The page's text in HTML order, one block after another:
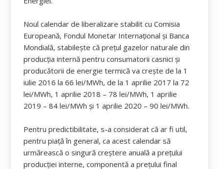
Noul calendar de liberalizare stabilit cu Comisia
Europeană, Fondul Monetar Internaţional şi Banca
Mondială, stabileşte că preţul gazelor naturale din
producţia internă pentru consumatorii casnici şi
producătorii de energie termică va creşte de la 1
iulie 2016 la 66 lei/MWh, de la 1 aprilie 2017 la 72
lei/MWh, 1 aprilie 2018 – 78 lei/MWh, 1 aprilie
2019 – 84 lei/MWh şi 1 aprilie 2020 – 90 lei/MWh.
Pentru predictibilitate, s-a considerat că ar fi util,
pentru piaţă în general, ca acest calendar să
urmărească o singură creştere anuală a preţului
producţiei interne, componentă a preţului final